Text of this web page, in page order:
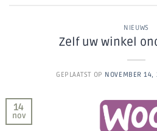
NIEUWS
Zelf uw winkel
GEPLAATST OP NOVEMBER 14,
14
nov